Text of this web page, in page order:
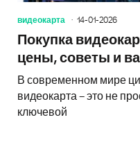
видеокарта 14-01-2026
Покупка
цены, советы и
В современном мире
видеокарта – это не
ключевой